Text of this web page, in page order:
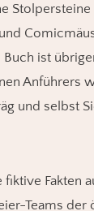
ist
Anführers
und selbst
Fakten
Teams